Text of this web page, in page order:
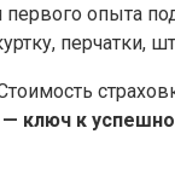
опыта
перчатки,
ключ к